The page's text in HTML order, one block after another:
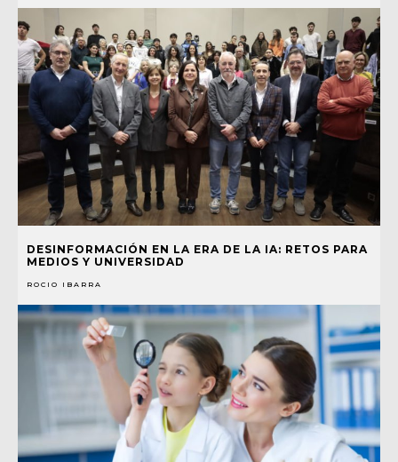
DESINFORMACIÓN EN LA ERA DE LA IA: RETOS PARA
MEDIOS Y UNIVERSIDAD
ROCIO IBARRA